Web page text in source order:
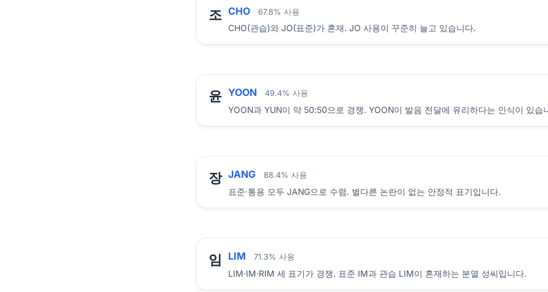
조 CHO 67.8% 사용
CHO(관습)와 JO(표준)가 혼재. JO 사용이 꾸준히 늘고 있습니다.
윤 YOON 49.4% 사용
YOON과 YUN이 약 50:50으로 경쟁. YOON이 발음 전달에 유리하다는 인식이 있습
장 JANG 88.4% 사용
표준·통용 모두 JANG으로 수렴. 별다른 논란이 없는 안정적 표기입니다.
임 LIM 71.3% 사용
LIM·IM·RIM 세 표기가 경쟁. 표준 IM과 관습 LIM이 혼재하는 분열 성씨입니다.